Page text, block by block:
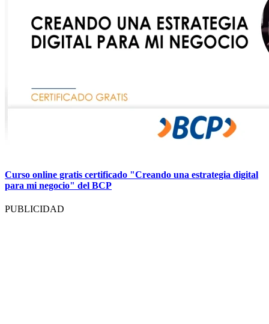
Curso online gratis certificado "Creando una estrategia digital
para mi negocio" del BCP
PUBLICIDAD